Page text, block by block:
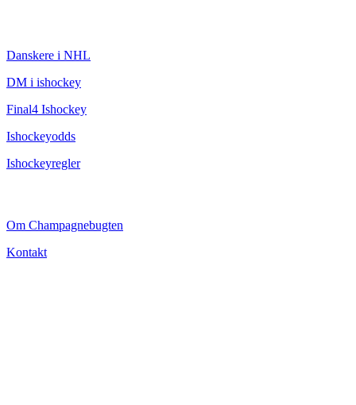
Danskere i NHL
DM i ishockey
Final4 Ishockey
Ishockeyodds
Ishockeyregler
Om Champagnebugten
Kontakt